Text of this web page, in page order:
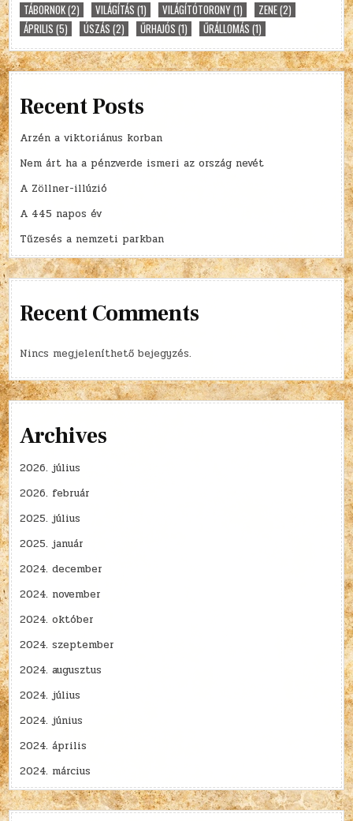
TÁBORNOK(2) VILÁGÍTÁS (1) VILÁGÍTÓTORONY(1) ZENE(2)
ÁPRILIS (5) ÚSZÁS (2) ŰRHAJÓS (1) ŰRÁLLOMÁS (1)
Recent Posts
Arzén a viktoriánus korban
Nem árt ha a pénzverde ismeri az ország nevét
A Zöllner-illúzió
A 445 napos év
Tűzesés a nemzeti parkban
Recent Comments
Nincs megjeleníthető bejegyzés.
Archives
2026. július
2026. február
2025. július
2025. január
2024. december
2024. november
2024. október
2024. szeptember
2024. augusztus
2024. július
2024. június
2024. április
2024. március